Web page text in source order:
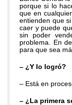
porque si lo
que en
entienden que
caer y puede
sin poder
problema. En
para que sea
– ¿Y lo logró?
– Está en
– ¿La primera